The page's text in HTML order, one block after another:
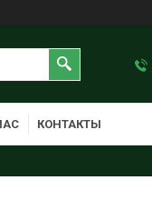
КОНТАКТЫ